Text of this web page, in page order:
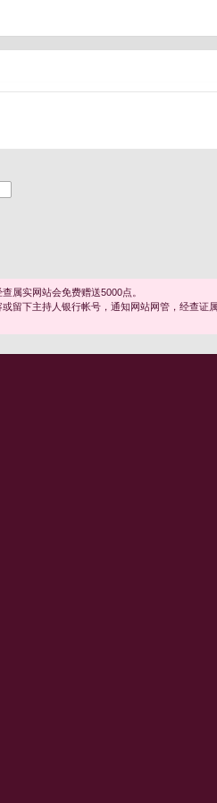
属实网站会免费赠送5000点。
留下主持人银行帐号，通知网站网管，经查证